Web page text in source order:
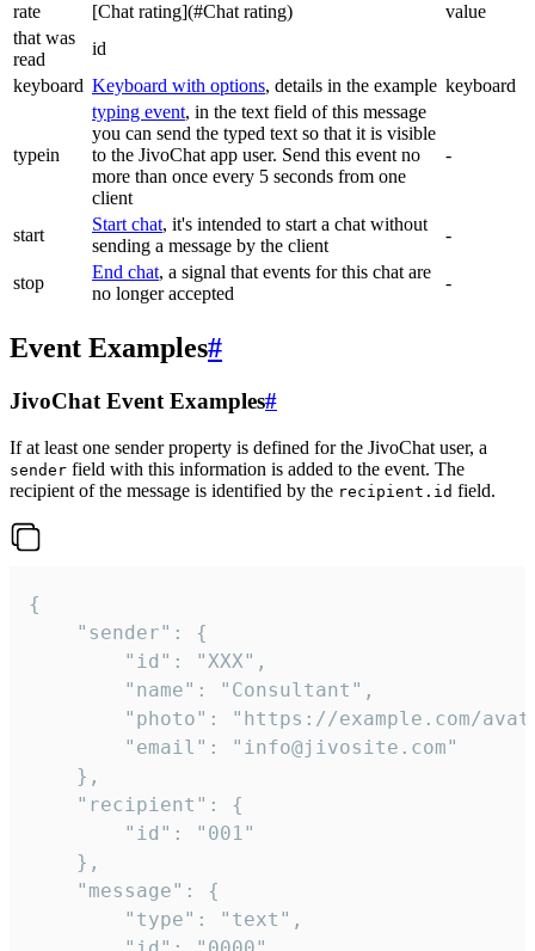
rate
[Chat rating](#Chat rating)
value
that was
read
id
keyboard Keyboard with options, details in the example keyboard
typein
typing event, in the text field of this message
you can send the typed text so that it is visible
to the JivoChat app user. Send this event no
more than once every 5 seconds from one
client
-
start
Start chat, it's intended to start a chat without
sending a message by the client
-
stop
End chat, a signal that events for this chat are
no longer accepted
-
Event Examples#
JivoChat Event Examples#
If at least one sender property is defined for the JivoChat user, a
sender field with this information is added to the event. The
recipient of the message is identified by the recipient.id field.
{